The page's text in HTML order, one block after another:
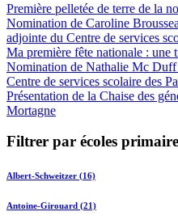
Première pelletée de terre de la
Nomination de Caroline
adjointe du Centre de services
Ma première fête nationale : une
Nomination de Nathalie Mc Duff
Centre de services scolaire des
Présentation de la Chaise des
Mortagne
Filtrer par écoles
Albert-Schweitzer (16)
Antoine-Girouard (21)